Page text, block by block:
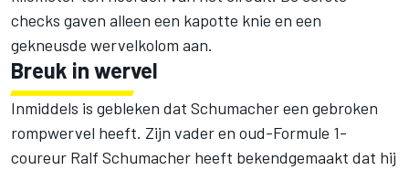
checks gaven alleen een kapotte knie en een
gekneusde wervelkolom aan.
Breuk in wervel
Inmiddels is gebleken dat Schumacher een gebroken
rompwervel heeft. Zijn vader en oud-Formule 1-
coureur Ralf Schumacher heeft bekendgemaakt dat hij